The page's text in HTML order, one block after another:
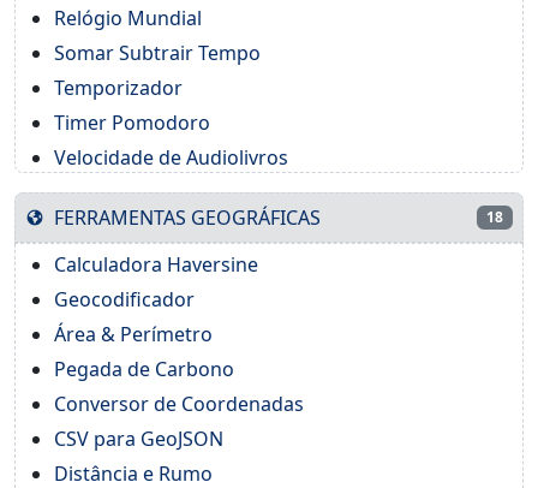
Relógio Mundial
Somar Subtrair Tempo
Temporizador
Timer Pomodoro
Velocidade de Audiolivros
FERRAMENTAS GEOGRÁFICAS 18
Calculadora Haversine
Geocodificador
Área & Perímetro
Pegada de Carbono
Conversor de Coordenadas
CSV para GeoJSON
Distância e Rumo